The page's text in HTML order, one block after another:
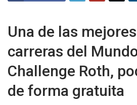
Una de las mejores
carreras del
Challenge Roth,
de forma gratuita